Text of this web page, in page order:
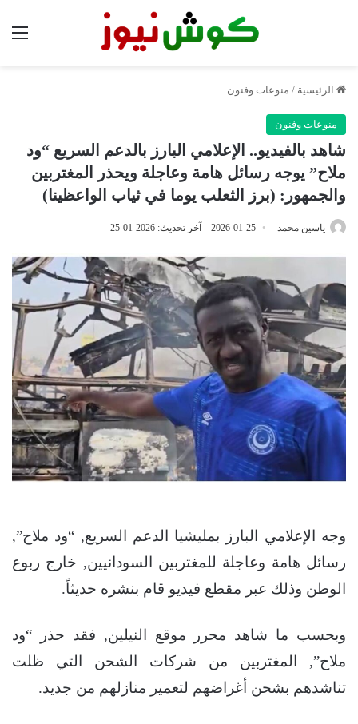
الرئيسية / منوعات وفنون
منوعات وفنون
شاهد بالفيديو.. الإعلامي البارز بالدعم السريع “ود
ملاح” يوجه رسائل هامة وعاجلة ويحذر المغتربين
والجمهور: (برز الثعلب يوما في ثياب الواعظينا)
ياسين محمد 2026-01-25 آخر تحديث: 2026-01-25
وجه الإعلامي البارز بمليشيا الدعم السريع, “ود ملاح”,
رسائل هامة وعاجلة للمغتربين السودانيين, خارج ربوع
الوطن وذلك عبر مقطع فيديو قام بنشره حديثاً.
وبحسب ما شاهد محرر موقع النيلين, فقد حذر “ود
ملاح”, المغتربين من شركات الشحن التي ظلت
تناشدهم بشحن أغراضهم لتعمير منازلهم من جديد.